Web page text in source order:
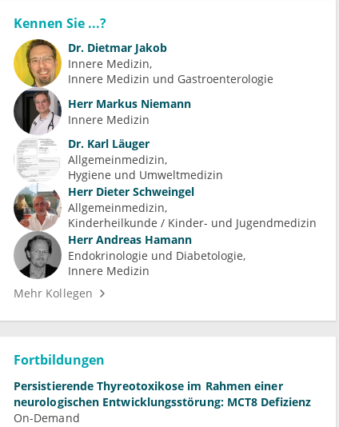
Kennen Sie ...?
Dr. Dietmar Jakob
Innere Medizin
Innere Medizin und Gastroenterologie
Herr Markus Niemann
Innere Medizin
Dr. Karl Läuger
Allgemeinmedizin
Hygiene und Umweltmedizin
Herr Dieter Schweingel
Allgemeinmedizin
Kinderheilkunde / Kinder- und Jugendmedizin
Herr Andreas Hamann
Endokrinologie und Diabetologie
Innere Medizin
Mehr Kollegen
Fortbildungen
Persistierende Thyreotoxikose im Rahmen einer
neurologischen Entwicklungsstörung: MCT8 Defizienz
On-Demand